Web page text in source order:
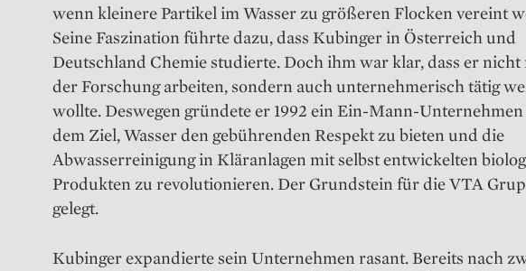
wenn kleinere Partikel im Wasser zu größeren Flocken vereint
Seine Faszination führte dazu, dass Kubinger in Österreich und
Deutschland Chemie studierte. Doch ihm war klar, dass er nicht
der Forschung arbeiten, sondern auch unternehmerisch tätig
wollte. Deswegen gründete er 1992 ein Ein-Mann-
dem Ziel, Wasser den gebührenden Respekt zu bieten und die
Abwasserreinigung in Kläranlagen mit selbst entwickelten
Produkten zu revolutionieren. Der Grundstein für die VTA
gelegt.
Kubinger expandierte sein Unternehmen rasant. Bereits nach